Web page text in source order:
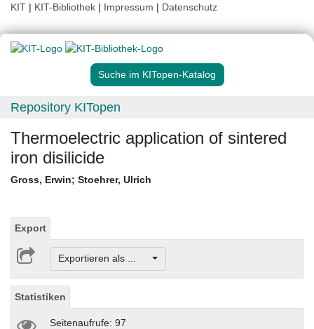
KIT | KIT-Bibliothek | Impressum | Datenschutz
Suche im KITopen-Katalog
Repository KITopen
Thermoelectric application of sintered
iron disilicide
Gross, Erwin; Stoehrer, Ulrich
Export
Exportieren als ...
Statistiken
Seitenaufrufe: 97